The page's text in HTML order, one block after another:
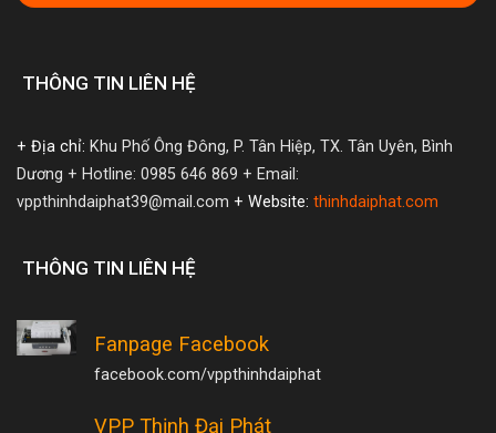
THÔNG TIN LIÊN HỆ
+ Địa chỉ: Khu Phố Ông Đông, P. Tân Hiệp, TX. Tân Uyên, Bình
Dương + Hotline: 0985 646 869 + Email:
vppthinhdaiphat39@mail.com + Website: thinhdaiphat.com
THÔNG TIN LIÊN HỆ
Fanpage Facebook
facebook.com/vppthinhdaiphat
VPP Thịnh Đại Phát